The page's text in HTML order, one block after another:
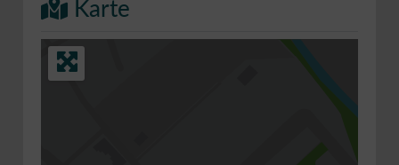
Karte